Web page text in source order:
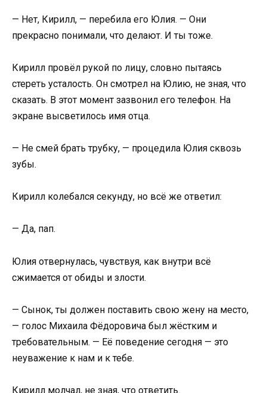
— Нет, Кирилл, — перебила его Юлия. — Они
прекрасно понимали, что делают. И ты тоже.
Кирилл провёл рукой по лицу, словно пытаясь
стереть усталость. Он смотрел на Юлию, не зная, что
сказать. В этот момент зазвонил его телефон. На
экране высветилось имя отца.
— Не смей брать трубку, — процедила Юлия сквозь
зубы.
Кирилл колебался секунду, но всё же ответил:
— Да, пап.
Юлия отвернулась, чувствуя, как внутри всё
сжимается от обиды и злости.
— Сынок, ты должен поставить свою жену на место,
— голос Михаила Фёдоровича был жёстким и
требовательным. — Её поведение сегодня — это
неуважение к нам и к тебе.
Кирилл молчал, не зная, что ответить.